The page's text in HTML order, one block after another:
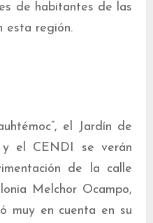
de habitantes de las
esta región.
el Jardín de
y el CENDI se verán
de la calle
Melchor Ocampo,
muy en cuenta en su